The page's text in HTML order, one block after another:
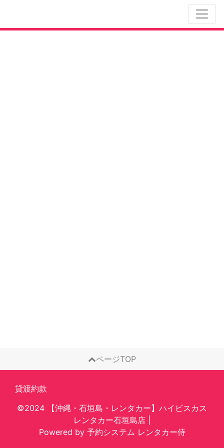
ページTOP
貸渡約款
©2024 【沖縄・石垣島・レンタカー】ハイビスカス
レンタカー石垣島店
Powered by 予約システム レンタカー侍